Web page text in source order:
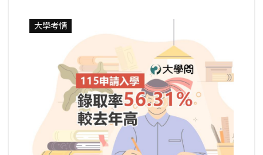
大學考情